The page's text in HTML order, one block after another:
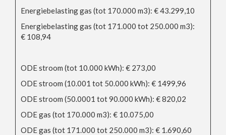
Energiebelasting gas (tot 170.000 m3): € 43.299,10
Energiebelasting gas (tot 171.000 tot 250.000 m3):
€ 108,94
ODE stroom (tot 10.000 kWh): € 273,00
ODE stroom (10.001 tot 50.000 kWh): € 1499,96
ODE stroom (50.0001 tot 90.000 kWh): € 820,02
ODE gas (tot 170.000 m3): € 10.075,00
ODE gas (tot 171.000 tot 250.000 m3): € 1.690,60